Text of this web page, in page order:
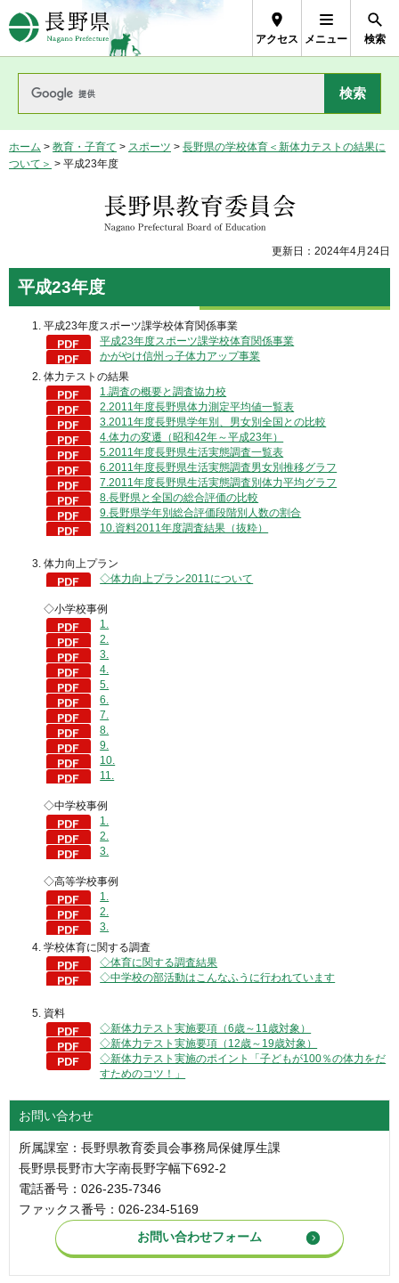
長野県Nagano Prefecture
アクセス メニュー 検索
ホーム > 教育・子育て > スポーツ > 長野県の学校体育＜新体力テストの結果に
ついて＞ > 平成23年度
長野県教育委員会
更新日：2024年4月24日
平成23年度
平成23年度スポーツ課学校体育関係事業
平成23年度スポーツ課学校体育関係事業
かがやけ信州っ子体力アップ事業
体力テストの結果
1.調査の概要と調査協力校
2.2011年度長野県体力測定平均値一覧表
3.2011年度長野県学年別、男女別全国との比較
4.体力の変遷（昭和42年～平成23年）
5.2011年度長野県生活実態調査一覧表
6.2011年度長野県生活実態調査男女別推移グラフ
7.2011年度長野県生活実態調査別体力平均グラフ
8.長野県と全国の総合評価の比較
9.長野県学年別総合評価段階別人数の割合
10.資料2011年度調査結果（抜粋）
体力向上プラン
◇体力向上プラン2011について
◇小学校事例
1.
2.
3.
4.
5.
6.
7.
8.
9.
10.
11.
◇中学校事例
1.
2.
3.
◇高等学校事例
1.
2.
3.
学校体育に関する調査
◇体育に関する調査結果
◇中学校の部活動はこんなふうに行われています
資料
◇新体力テスト実施要項（6歳～11歳対象）
◇新体力テスト実施要項（12歳～19歳対象）
◇新体力テスト実施のポイント「子どもが100％の体力をだ
すためのコツ！」
お問い合わせ
所属課室：長野県教育委員会事務局保健厚生課
長野県長野市大字南長野字幅下692-2
電話番号：026-235-7346
ファックス番号：026-234-5169